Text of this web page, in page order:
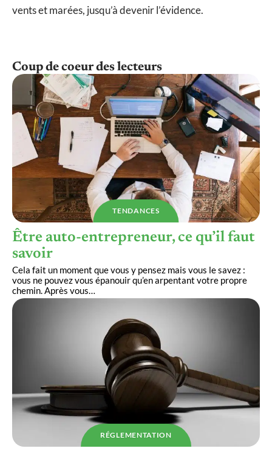
vents et marées, jusqu’à devenir l’évidence.
Coup de coeur des lecteurs
TENDANCES
Être auto-entrepreneur, ce qu’il faut
savoir
Cela fait un moment que vous y pensez mais vous le savez :
vous ne pouvez vous épanouir qu’en arpentant votre propre
chemin. Après vous…
RÉGLEMENTATION